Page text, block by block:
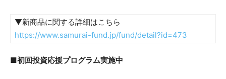
▼新商品に関する詳細はこちら
https://www.samurai-fund.jp/fund/detail?id=473
■初回投資応援プログラム実施中